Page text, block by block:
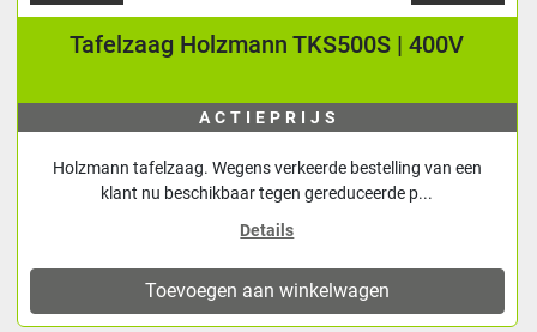
Tafelzaag Holzmann TKS500S | 400V
ACTIEPRIJS
Holzmann tafelzaag. Wegens verkeerde bestelling van een
klant nu beschikbaar tegen gereduceerde p...
Details
Toevoegen aan winkelwagen